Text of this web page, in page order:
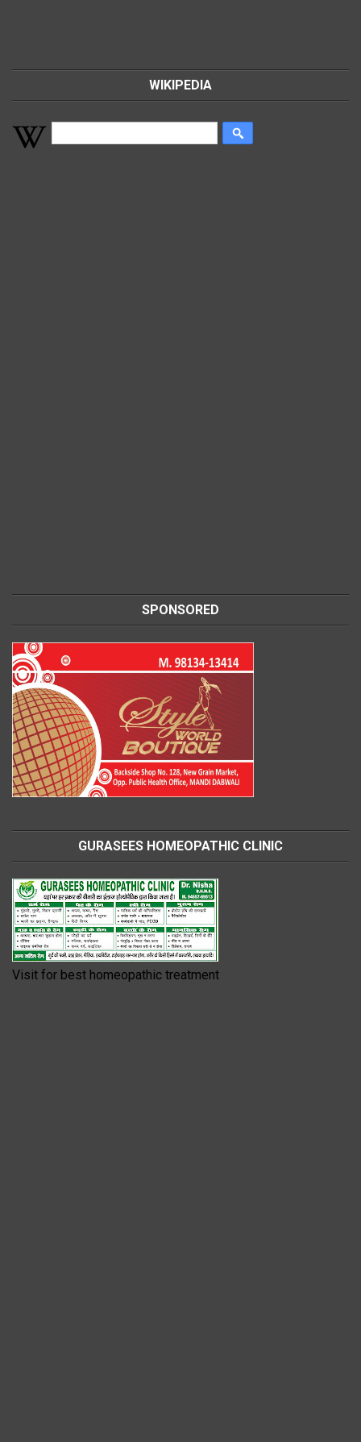
WIKIPEDIA
SPONSORED
GURASEES HOMEOPATHIC CLINIC
Visit for best homeopathic treatment